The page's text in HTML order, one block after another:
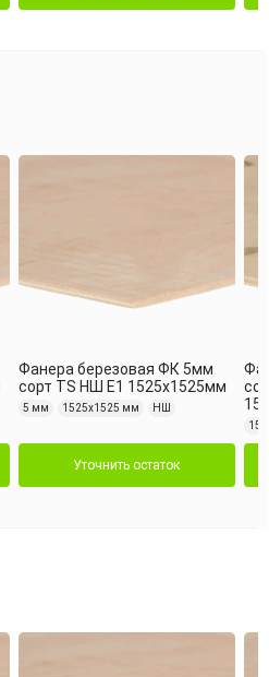
Фанера березовая ФК 5мм
сорт TS НШ Е1 1525х1525мм
5 мм 1525х1525 мм НШ
Уточнить остаток